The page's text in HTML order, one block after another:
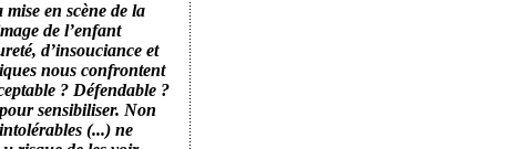
mise en scène de la
de l’enfant
d’insouciance et
nous confrontent
? Défendable ?
sensibiliser. Non
(...) ne